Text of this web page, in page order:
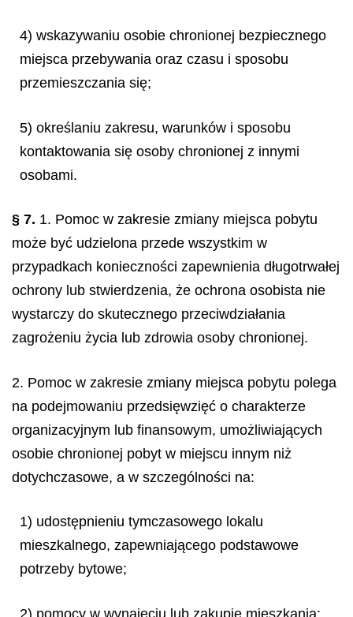
4) wskazywaniu osobie chronionej bezpiecznego
miejsca przebywania oraz czasu i sposobu
przemieszczania się;
5) określaniu zakresu, warunków i sposobu
kontaktowania się osoby chronionej z innymi
osobami.
§ 7. 1. Pomoc w zakresie zmiany miejsca pobytu
może być udzielona przede wszystkim w
przypadkach konieczności zapewnienia długotrwałej
ochrony lub stwierdzenia, że ochrona osobista nie
wystarczy do skutecznego przeciwdziałania
zagrożeniu życia lub zdrowia osoby chronionej.
2. Pomoc w zakresie zmiany miejsca pobytu polega
na podejmowaniu przedsięwzięć o charakterze
organizacyjnym lub finansowym, umożliwiających
osobie chronionej pobyt w miejscu innym niż
dotychczasowe, a w szczególności na:
1) udostępnieniu tymczasowego lokalu
mieszkalnego, zapewniającego podstawowe
potrzeby bytowe;
2) pomocy w wynajęciu lub zakupie mieszkania;